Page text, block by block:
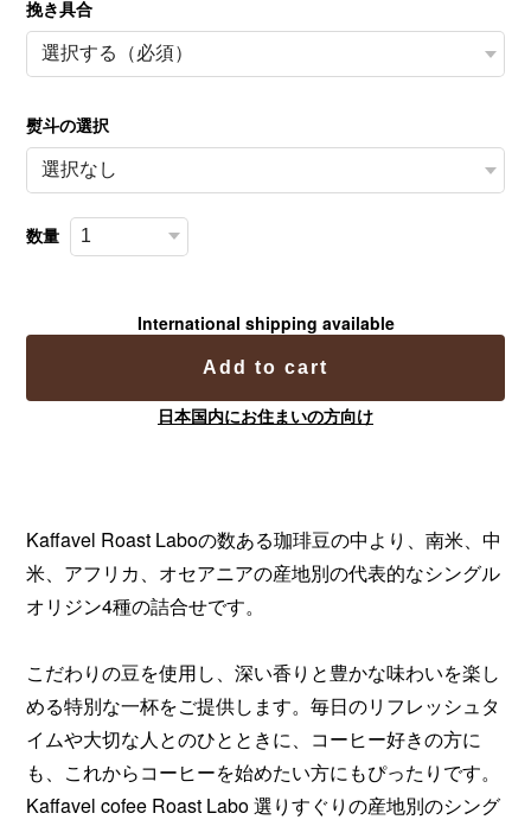
挽き具合
熨斗の選択
数量
International shipping available
Add to cart
日本国内にお住まいの方向け
Kaffavel Roast Laboの数ある珈琲豆の中より、南米、中
米、アフリカ、オセアニアの産地別の代表的なシングル
オリジン4種の詰合せです。
こだわりの豆を使用し、深い香りと豊かな味わいを楽し
める特別な一杯をご提供します。毎日のリフレッシュタ
イムや大切な人とのひとときに、コーヒー好きの方に
も、これからコーヒーを始めたい方にもぴったりです。
Kaffavel cofee Roast Labo 選りすぐりの産地別のシング